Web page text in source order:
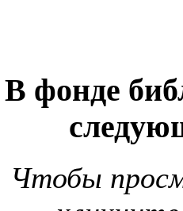
В фонде
Чтобы